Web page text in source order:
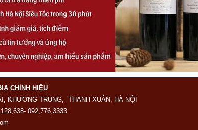
CHÍNH HIỆU
KHƯƠNG TRUNG, THANH XUÂN, HÀ NỘI
092,776,3333